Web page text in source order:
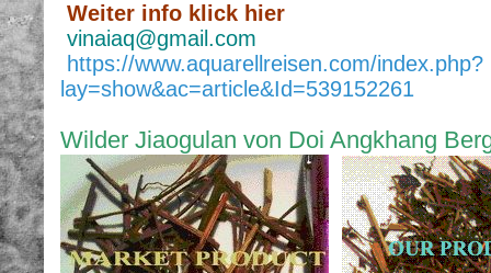
Weiter info klick hier
vinaiaq@gmail.com
https://www.aquarellreisen.com/index.php?
lay=show&ac=article&Id=539152261
Wilder Jiaogulan von Doi Angkhang